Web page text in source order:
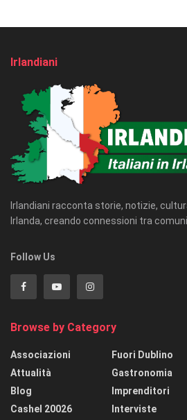
Irlandiani
Irlandiani racconta storie, notizie,
Irlanda, creando connessioni tra
Follow Us
Browse by Category
Associazioni
Attualità
Blog
Cashel 20026
Fuori Dublino
Gastronomia
Imprenditori
Interviste